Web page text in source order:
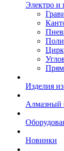
Электро и
Изделия
Алмазный
Новинки